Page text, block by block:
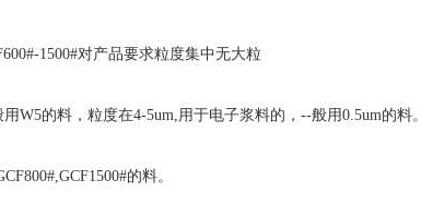
1500#对产品要求粒度集中无大粒
W5的料，粒度在4-5um,用于电子浆料的，--般用0.5um的料。
的料。